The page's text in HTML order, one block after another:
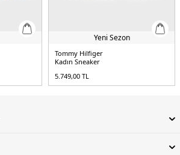
Yeni Sezon
Tommy Hilfiger
Kadın Sneaker
5.749,00 TL